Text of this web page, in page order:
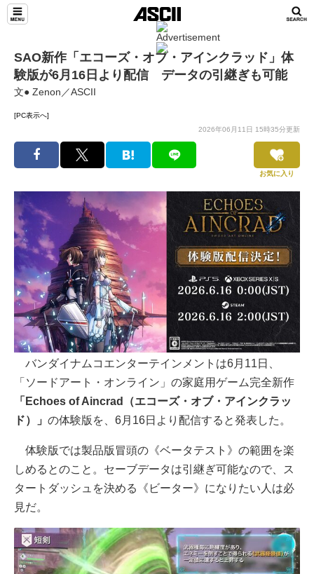
SAO新作「エコーズ・オブ・アインクラッド」体
験版が6月16日より配信 データの引継ぎも可能
文● Zenon／ASCII
[PC表示へ]
2026年06月11日 15時35分更新
お気に入り
バンダイナムコエンターテインメントは6月11日、
「ソードアート・オンライン」の家庭用ゲーム完全新作
「Echoes of Aincrad（エコーズ・オブ・アインクラッ
ド）」 の体験版を、6月16日より配信すると発表した。
体験版では製品版冒頭の《ベータテスト》の範囲を楽
しめるとのこと。セーブデータは引継ぎ可能なので、ス
タートダッシュを決める《ビーター》になりたい人は必
見だ。